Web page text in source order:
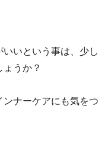
いという事は、少し
うか？
ナーケアにも気をつ